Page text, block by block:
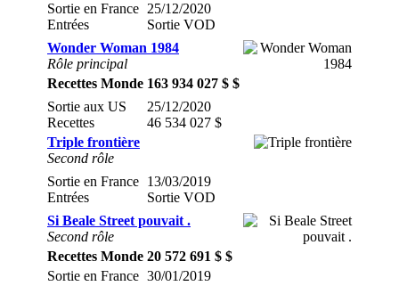
Sortie en France
Entrées
25/12/2020
Sortie VOD
Wonder Woman 1984
Rôle principal
Recettes Monde 163 934 027 $ $
Sortie aux US
Recettes
25/12/2020
46 534 027 $
Triple frontière
Second rôle
Sortie en France
Entrées
13/03/2019
Sortie VOD
Si Beale Street pouvait .
Second rôle
Recettes Monde 20 572 691 $ $
Sortie en France 30/01/2019